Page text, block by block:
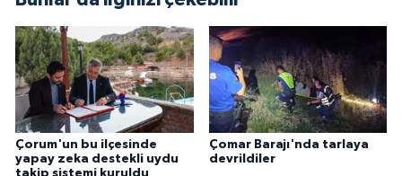
Çorum'un bu ilçesinde
yapay zeka destekli uydu
takip sistemi kuruldu
Çomar Barajı'nda tarlaya
devrildiler